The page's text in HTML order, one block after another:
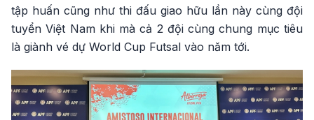
tập huấn cũng như thi đấu giao hữu lần này cùng đội
tuyển Việt Nam khi mà cả 2 đội cùng chung mục tiêu
là giành vé dự World Cup Futsal vào năm tới.